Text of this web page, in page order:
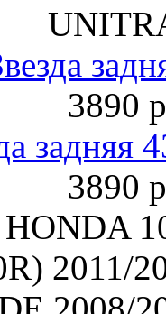
3890
задняя
3890
2011/